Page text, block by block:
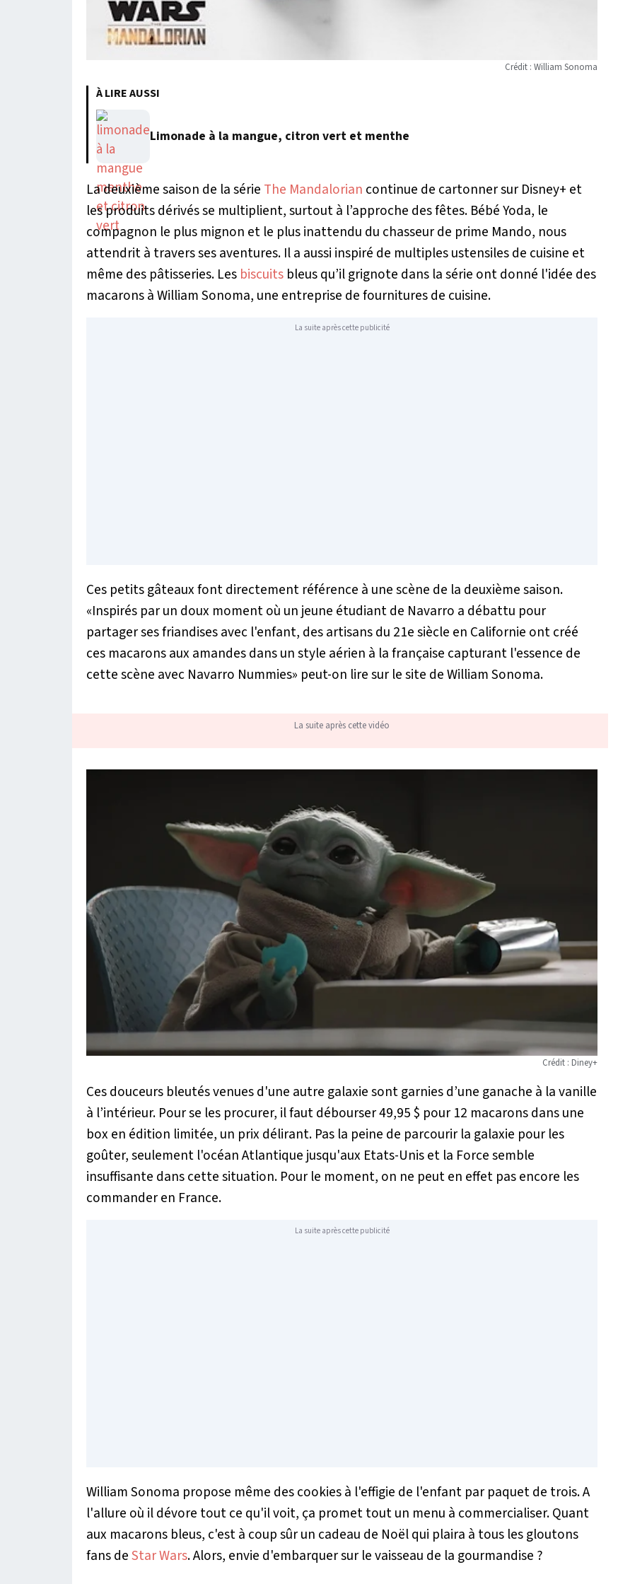
Crédit : William Sonoma
À LIRE AUSSI
Limonade à la mangue, citron vert et menthe
La deuxième saison de la série The Mandalorian continue de cartonner sur Disney+ et
les produits dérivés se multiplient, surtout à l’approche des fêtes. Bébé Yoda, le
compagnon le plus mignon et le plus inattendu du chasseur de prime Mando, nous
attendrit à travers ses aventures. Il a aussi inspiré de multiples ustensiles de cuisine et
même des pâtisseries. Les biscuits bleus qu’il grignote dans la série ont donné l'idée des
macarons à William Sonoma, une entreprise de fournitures de cuisine.
La suite après cette publicité
Ces petits gâteaux font directement référence à une scène de la deuxième saison.
«Inspirés par un doux moment où un jeune étudiant de Navarro a débattu pour
partager ses friandises avec l'enfant, des artisans du 21e siècle en Californie ont créé
ces macarons aux amandes dans un style aérien à la française capturant l'essence de
cette scène avec Navarro Nummies» peut-on lire sur le site de William Sonoma.
La suite après cette vidéo
Crédit : Diney+
Ces douceurs bleutés venues d'une autre galaxie sont garnies d’une ganache à la vanille
à l’intérieur. Pour se les procurer, il faut débourser 49,95 $ pour 12 macarons dans une
box en édition limitée, un prix délirant. Pas la peine de parcourir la galaxie pour les
goûter, seulement l'océan Atlantique jusqu'aux Etats-Unis et la Force semble
insuffisante dans cette situation. Pour le moment, on ne peut en effet pas encore les
commander en France.
La suite après cette publicité
William Sonoma propose même des cookies à l'effigie de l'enfant par paquet de trois. A
l'allure où il dévore tout ce qu'il voit, ça promet tout un menu à commercialiser. Quant
aux macarons bleus, c'est à coup sûr un cadeau de Noël qui plaira à tous les gloutons
fans deStar Wars. Alors, envie d'embarquer sur le vaisseau de la gourmandise ?